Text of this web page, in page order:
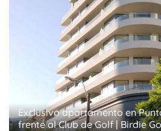
Exclusivo apartamento en
frente al Club de Golf | Birdie